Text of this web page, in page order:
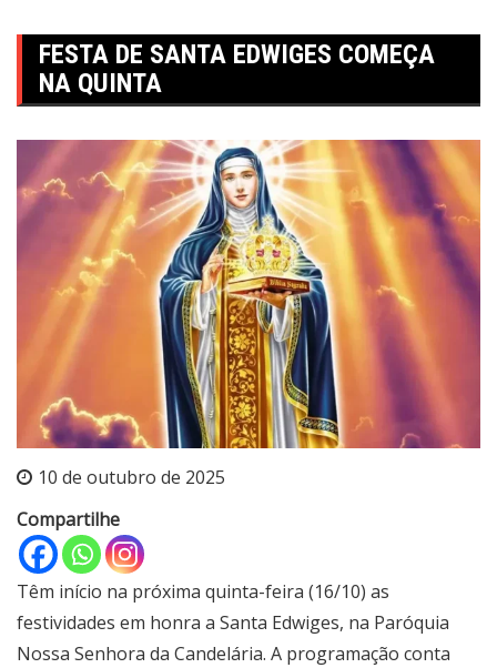
FESTA DE SANTA EDWIGES COMEÇA
NA QUINTA
10 de outubro de 2025
Compartilhe
Têm início na próxima quinta-feira (16/10) as
festividades em honra a Santa Edwiges, na Paróquia
Nossa Senhora da Candelária. A programação conta